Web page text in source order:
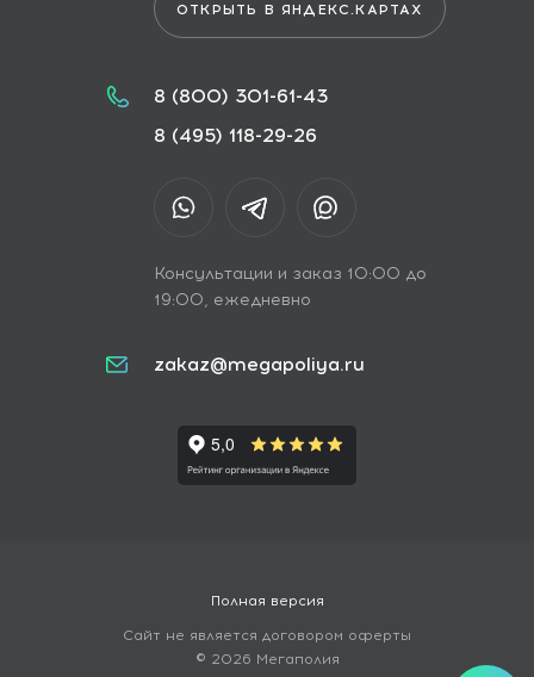
ОТКРЫТЬ В ЯНДЕКС.КАРТАХ
8 (800) 301-61-43
8 (495) 118-29-26
Консультации и заказ 10:00 до
19:00, ежедневно
zakaz@megapoliya.ru
Полная версия
Сайт не является договором оферты
© 2026 Мегаполия